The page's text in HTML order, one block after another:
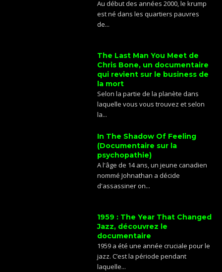
Au début des années 2000, le krump
est né dans les quartiers pauvres
de...
The Last Man You Meet de
Chris Bone, un documentaire
qui revient sur le business de
la mort
Selon la partie de la planète dans
laquelle vous vous trouvez et selon
la...
In The Shadow Of Feeling
(Documentaire sur la
psychopathie)
A l'âge de 14 ans, un jeune canadien
nommé Johnathan a décide
d'assassiner on...
1959 : The Year That Changed
Jazz, découvrez le
documentaire
1959 a été une année cruciale pour le
jazz. C’est la période pendant
laquelle...